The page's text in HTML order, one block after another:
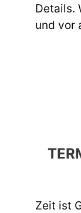
Details.
und vor
Zeit ist